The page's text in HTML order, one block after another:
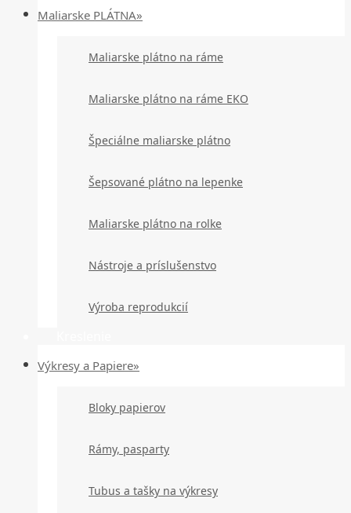
Maliarske PLÁTNA»
Maliarske plátno na ráme
Maliarske plátno na ráme EKO
Špeciálne maliarske plátno
Šepsované plátno na lepenke
Maliarske plátno na rolke
Nástroje a príslušenstvo
Výroba reprodukcií
Výkresy a Papiere»
Bloky papierov
Rámy, pasparty
Tubus a tašky na výkresy